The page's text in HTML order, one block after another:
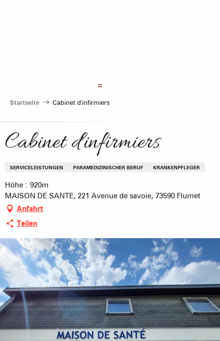
Startseite Cabinet d'infirmiers
Cabinet d'infirmiers
SERVICELEISTUNGEN PARAMEDIZINISCHER BERUF KRANKENPFLEGER
Höhe : 920m
MAISON DE SANTE, 221 Avenue de savoie, 73590 Flumet
Anfahrt
Teilen